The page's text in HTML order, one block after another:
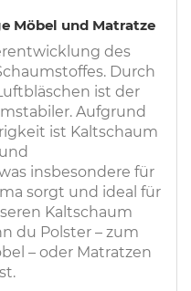
Möbel und Matratze
des
Durch
ist der
Aufgrund
ist Kaltschaum
insbesondere für
sorgt und ideal für
Kaltschaum
du Polster – zum
– oder Matratzen